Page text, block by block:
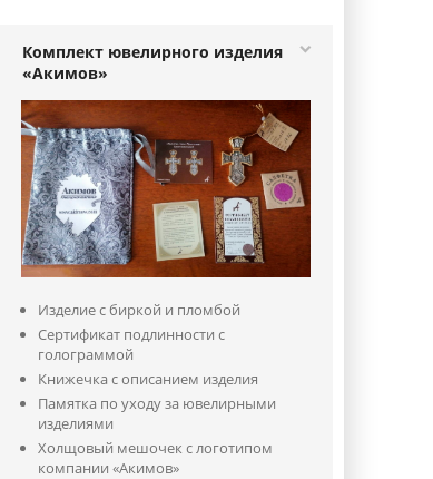
Комплект ювелирного изделия
«Акимов»
Изделие с биркой и пломбой
Сертификат подлинности с
голограммой
Книжечка с описанием изделия
Памятка по уходу за ювелирными
изделиями
Холщовый мешочек с логотипом
компании «Акимов»